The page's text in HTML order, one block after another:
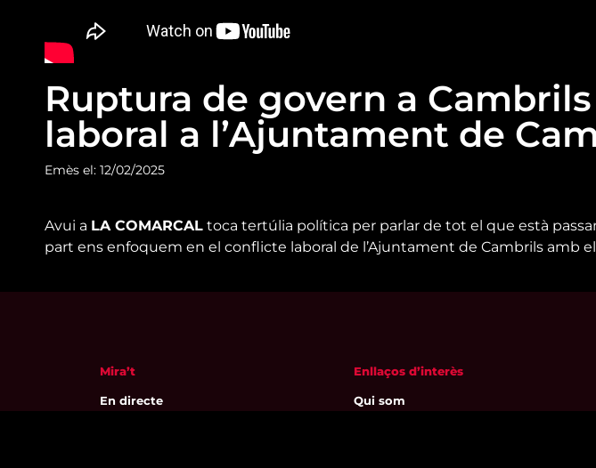
Ruptura de govern a
laboral a l’Ajuntament de
Emès el: 12/02/2025
Avui a LA COMARCAL toca tertúlia política per parlar de tot el que està
part ens enfoquem en el conflicte laboral de l’Ajuntament de Cambrils amb
Mira’t
En directe
Enllaços d’interès
Qui som